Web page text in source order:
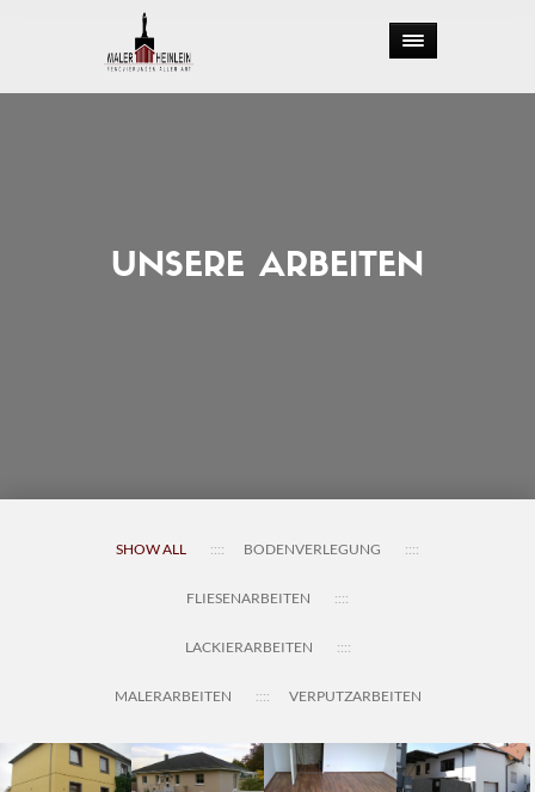
UNSERE ARBEITEN
SHOW ALL BODENVERLEGUNG
FLIESENARBEITEN
LACKIERARBEITEN
MALERARBEITEN VERPUTZARBEITEN
  